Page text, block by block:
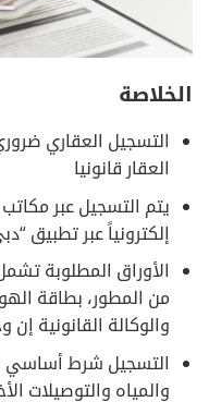
الخلاصة
التسجيل العقاري
العقار قانونيا
يتم التسجيل عبر مكاتب
إلكترونياً عبر تطبيق
الأوراق المطلوبة
من المطور، بطاقة
والوكالة القانونية إن
التسجيل شرط أساسي
والمياه والتوصيلات